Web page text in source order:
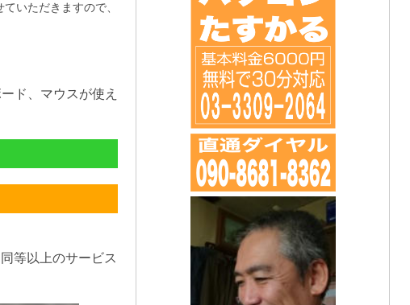
いただきますので、
ド、マウスが使え
等以上のサービス